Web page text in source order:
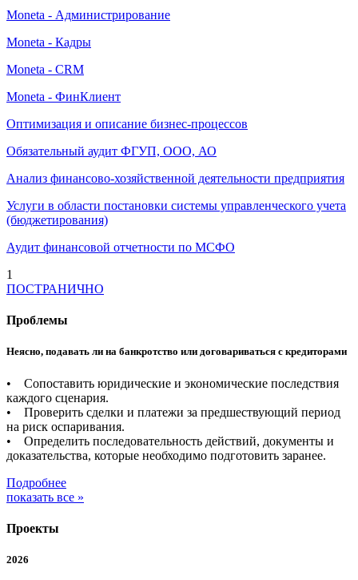
Moneta - Администрирование
Moneta - Кадры
Moneta - CRM
Moneta - ФинКлиент
Оптимизация и описание бизнес-процессов
Обязательный аудит ФГУП, ООО, АО
Анализ финансово-хозяйственной деятельности предприятия
Услуги в области постановки системы управленческого учета
(бюджетирования)
Аудит финансовой отчетности по МСФО
1
ПОСТРАНИЧНО
Проблемы
Неясно, подавать ли на банкротство или договариваться с кредиторами
• Сопоставить юридические и экономические последствия
каждого сценария.
• Проверить сделки и платежи за предшествующий период
на риск оспаривания.
• Определить последовательность действий, документы и
доказательства, которые необходимо подготовить заранее.
Подробнее
показать все »
Проекты
2026